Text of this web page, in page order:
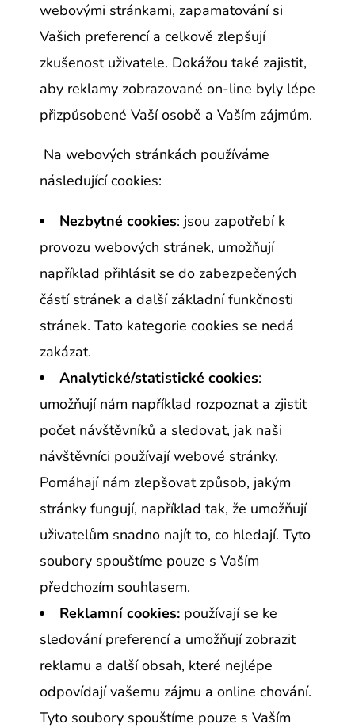
webovými stránkami, zapamatování si
Vašich preferencí a celkově zlepšují
zkušenost uživatele. Dokážou také zajistit,
aby reklamy zobrazované on-line byly lépe
přizpůsobené Vaší osobě a Vaším zájmům.
Na webových stránkách používáme
následující cookies:
Nezbytné cookies: jsou zapotřebí k
provozu webových stránek, umožňují
například přihlásit se do zabezpečených
částí stránek a další základní funkčnosti
stránek. Tato kategorie cookies se nedá
zakázat.
Analytické/statistické cookies:
umožňují nám například rozpoznat a zjistit
počet návštěvníků a sledovat, jak naši
návštěvníci používají webové stránky.
Pomáhají nám zlepšovat způsob, jakým
stránky fungují, například tak, že umožňují
uživatelům snadno najít to, co hledají. Tyto
soubory spouštíme pouze s Vaším
předchozím souhlasem.
Reklamní cookies: používají se ke
sledování preferencí a umožňují zobrazit
reklamu a další obsah, které nejlépe
odpovídají vašemu zájmu a online chování.
Tyto soubory spouštíme pouze s Vaším